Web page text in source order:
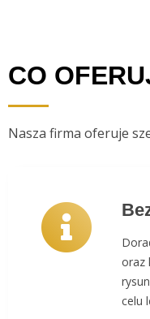
CO
Nasza firma oferuje
oraz
celu